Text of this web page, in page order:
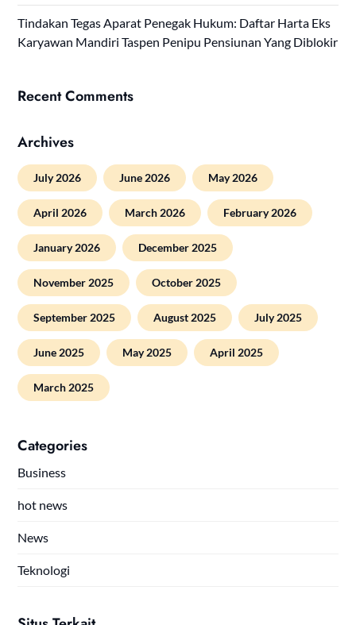
Tindakan Tegas Aparat Penegak Hukum: Daftar Harta Eks
Karyawan Mandiri Taspen Penipu Pensiunan Yang Diblokir
Recent Comments
Archives
July 2026 June 2026 May 2026
April 2026 March 2026 February 2026
January 2026 December 2025
November 2025 October 2025
September 2025 August 2025 July 2025
June 2025 May 2025 April 2025
March 2025
Categories
Business
hot news
News
Teknologi